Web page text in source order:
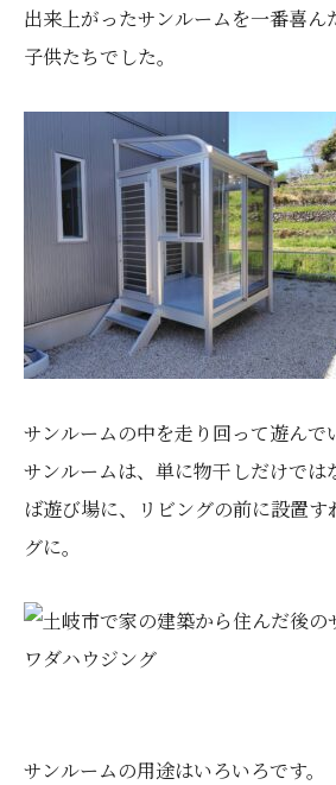
出来上がったサンルームを一番喜ん
子供たちでした。
サンルームの中を走り回って遊んで
サンルームは、単に物干しだけでは
ば遊び場に、リビングの前に設置
グに。
サンルームの用途はいろいろです。